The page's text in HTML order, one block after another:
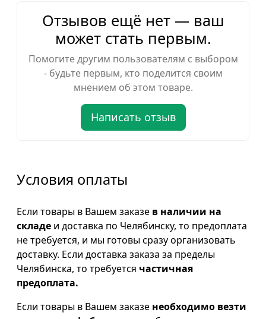
Отзывов ещё нет — ваш
может стать первым.
Помогите другим пользователям с выбором
- будьте первым, кто поделится своим
мнением об этом товаре.
Написать отзыв
Условия оплаты
Если товары в Вашем заказе в наличии на
складе и доставка по Челябинску, то предоплата
не требуется, и мы готовы сразу организовать
доставку. Если доставка заказа за пределы
Челябинска, то требуется частичная
предоплата.
Если товары в Вашем заказе необходимо везти